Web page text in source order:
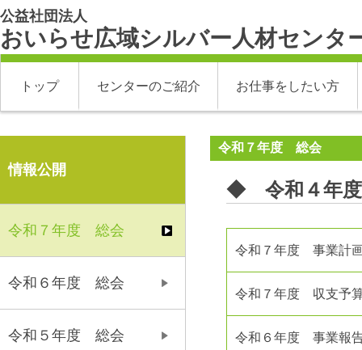
公益社団法人
おいらせ広域シルバー人材センタ
トップ センターのご紹介 お仕事をしたい方
令和７年度 総会
◆ 令和４年
令和７年度 事業計
令和７年度 収支予
令和６年度 事業報
情報公開
令和７年度 総会
令和６年度 総会
令和５年度 総会